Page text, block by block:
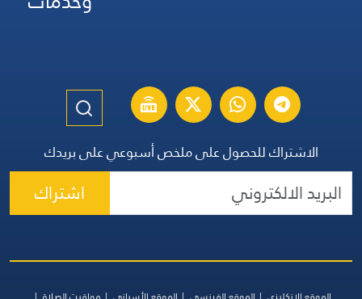
على ملخص أسبوعي على بريدك